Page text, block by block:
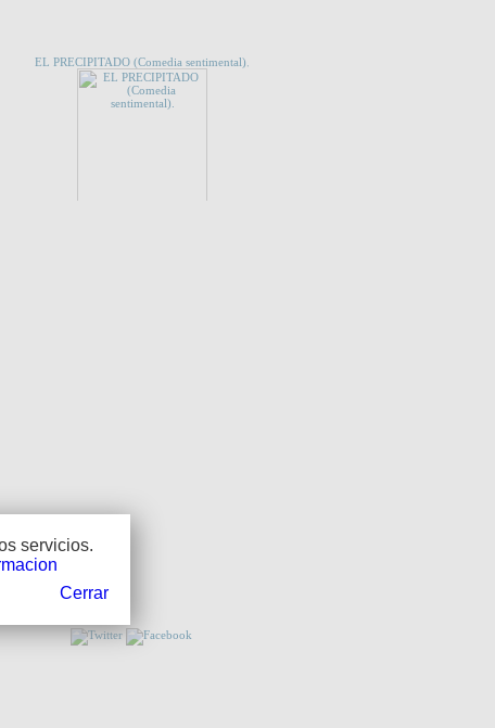
EL CANDOR EL PADRE BROWN.
servicios.
Cerrar